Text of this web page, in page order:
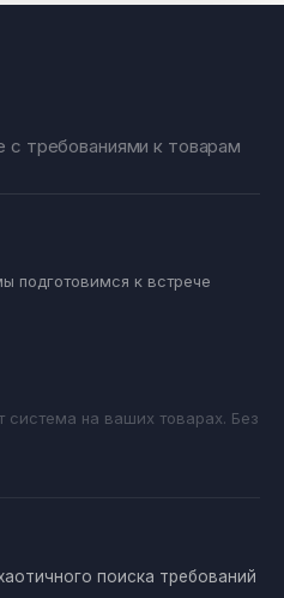
требованиями к товарам
подготовимся к встрече
система на ваших товарах. Без
поиска требований